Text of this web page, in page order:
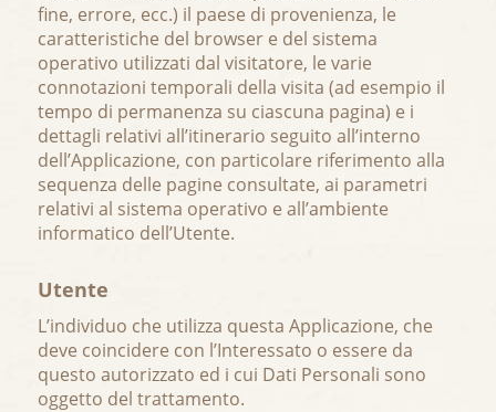
fine, errore, ecc.) il paese di provenienza, le
caratteristiche del browser e del sistema
operativo utilizzati dal visitatore, le varie
connotazioni temporali della visita (ad esempio il
tempo di permanenza su ciascuna pagina) e i
dettagli relativi all’itinerario seguito all’interno
dell’Applicazione, con particolare riferimento alla
sequenza delle pagine consultate, ai parametri
relativi al sistema operativo e all’ambiente
informatico dell’Utente.
Utente
L’individuo che utilizza questa Applicazione, che
deve coincidere con l’Interessato o essere da
questo autorizzato ed i cui Dati Personali sono
oggetto del trattamento.